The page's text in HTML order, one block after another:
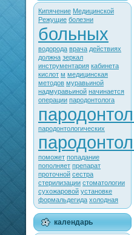
Кипячение Медицинской
Режущие болезни
больных
водорода врача действиях
должна зеркал
инструментария кабинета
кислот м медицинская
методов муравьиной
надмуравьиной начинается
операции пародонтолога
пародонтологических
поможет попадание
пополняет препарат
проточной сестра
стерилизации стоматологии
сухожаровой установке
формальдегида холодная
календарь